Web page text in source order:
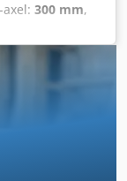
300 mm,
Y-axelrörelse:
Al Tokr
cm